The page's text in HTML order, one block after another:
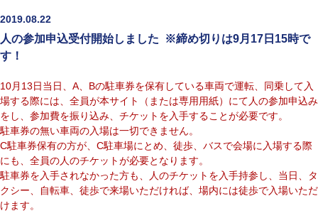
2019.08.22
人の参加申込受付開始しました ※締め切りは9月17日15時で
す！
10月13日当日、A、Bの駐車券を保有している車両で運転、同乗して入
場する際には、全員が本サイト（または専用用紙）にて人の参加申込み
をし、参加費を振り込み、チケットを入手することが必要です。
駐車券の無い車両の入場は一切できません。
C駐車券保有の方が、C駐車場にとめ、徒歩、バスで会場に入場する際
にも、全員の人のチケットが必要となります。
駐車券を入手されなかった方も、人のチケットを入手持参し、当日、タ
クシー、自転車、徒歩で来場いただければ、場内には徒歩で入場いただ
けます。